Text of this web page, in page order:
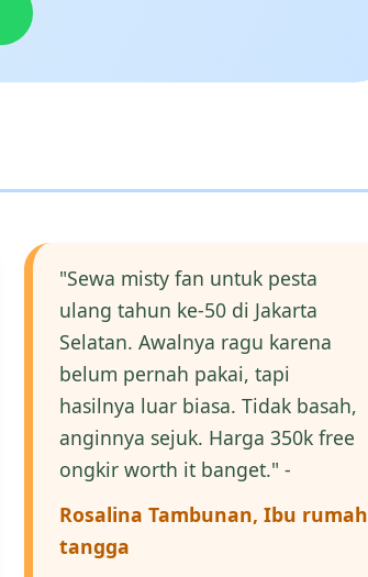
"Sewa misty fan untuk pesta
ulang tahun ke-50 di Jakarta
Selatan. Awalnya ragu karena
belum pernah pakai, tapi
hasilnya luar biasa. Tidak basah,
anginnya sejuk. Harga 350k free
ongkir worth it banget." -
Rosalina Tambunan, Ibu rumah
tangga